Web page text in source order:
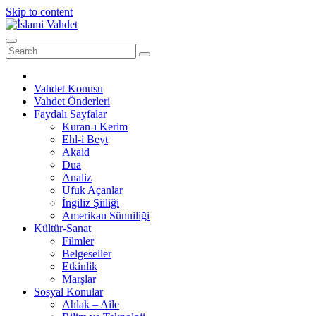
Skip to content
Vahdet Konusu
Vahdet Önderleri
Faydalı Sayfalar
Kuran-ı Kerim
Ehl-i Beyt
Akaid
Dua
Analiz
Ufuk Açanlar
İngiliz Şiiliği
Amerikan Sünniliği
Kültür-Sanat
Filmler
Belgeseller
Etkinlik
Marşlar
Sosyal Konular
Ahlak – Aile